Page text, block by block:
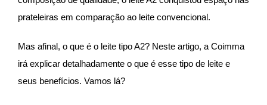
prateleiras em comparação ao leite convencional.
Mas afinal, o que é o leite tipo A2? Neste artigo, a Coimma
irá explicar detalhadamente o que é esse tipo de leite e
seus benefícios. Vamos lá?